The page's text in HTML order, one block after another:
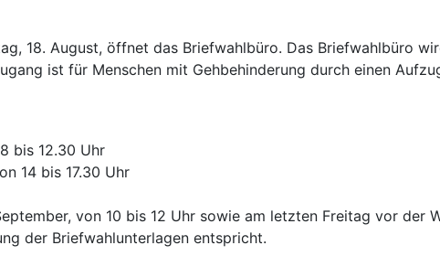
18. August, öffnet das Briefwahlbüro. Das Briefwahlbüro
ist für Menschen mit Gehbehinderung durch einen
bis 12.30 Uhr
14 bis 17.30 Uhr
von 10 bis 12 Uhr sowie am letzten Freitag vor der
der Briefwahlunterlagen entspricht.